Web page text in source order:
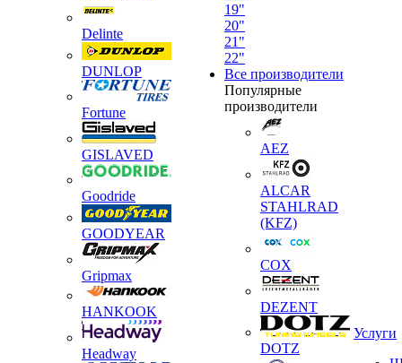
Delinte
DUNLOP
Fortune
GISLAVED
Goodride
GOODYEAR
Gripmax
HANKOOK
Headway
19"
20"
21"
22"
Все производители
Популярные
производители
AEZ
ALCAR
STAHLRAD
(KFZ)
COX
DEZENT
DOTZ
Услуги